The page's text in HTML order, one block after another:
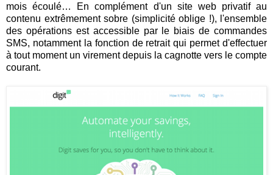
mois écoulé… En complément d'un site web privatif au
contenu extrêmement sobre (simplicité oblige !), l'ensemble
des opérations est accessible par le biais de commandes
SMS, notamment la fonction de retrait qui permet d'effectuer
à tout moment un virement depuis la cagnotte vers le compte
courant.